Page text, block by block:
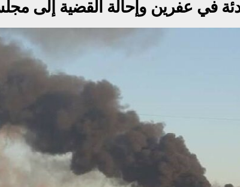
في عفرين وإحالة القضية إلى